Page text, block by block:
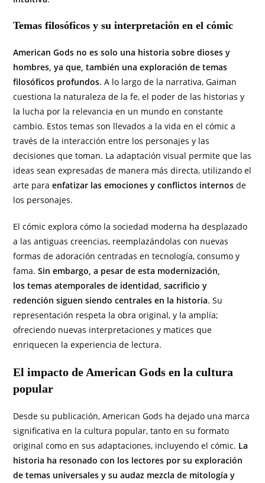
Temas filosóficos y su interpretación en el cómic
American Gods no es solo una historia sobre dioses y
hombres, ya que, también una exploración de temas
filosóficos profundos. A lo largo de la narrativa, Gaiman
cuestiona la naturaleza de la fe, el poder de las historias y
la lucha por la relevancia en un mundo en constante
cambio. Estos temas son llevados a la vida en el cómic a
través de la interacción entre los personajes y las
decisiones que toman. La adaptación visual permite que las
ideas sean expresadas de manera más directa, utilizando el
arte paraenfatizar las emociones y conflictos internos de
los personajes.
El cómic explora cómo la sociedad moderna ha desplazado
a las antiguas creencias, reemplazándolas con nuevas
formas de adoración centradas en tecnología, consumo y
fama.Sin embargo, a pesar de esta modernización,
los temas atemporales de identidad, sacrificio y
redención siguen siendo centrales en la historia. Su
representación respeta la obra original, y la amplía;
ofreciendo nuevas interpretaciones y matices que
enriquecen la experiencia de lectura.
El impacto de American Gods en la cultura
popular
Desde su publicación, American Gods ha dejado una marca
significativa en la cultura popular, tanto en su formato
original como en sus adaptaciones, incluyendo el cómic. La
historia ha resonado con los lectores por su exploración
de temas universales y su audaz mezcla de mitología y